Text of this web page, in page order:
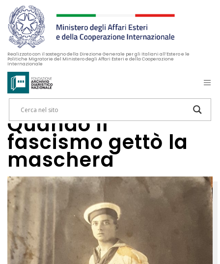
Realizzato con il sostegno della Direzione Generale per gli Italiani all’Estero e le
Politiche Migratorie del Ministero degli Affari Esteri e della Cooperazione
Internazionale
Quando il
fascismo gettò la
maschera